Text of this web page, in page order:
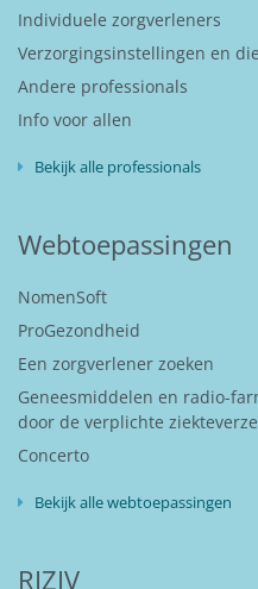
Individuele zorgverleners
Verzorgingsinstellingen en
Andere professionals
Info voor allen
Bekijk alle professionals
Webtoepassingen
NomenSoft
ProGezondheid
Een zorgverlener zoeken
Geneesmiddelen en radio-
door de verplichte
Concerto
Bekijk alle webtoepassingen
RIZIV